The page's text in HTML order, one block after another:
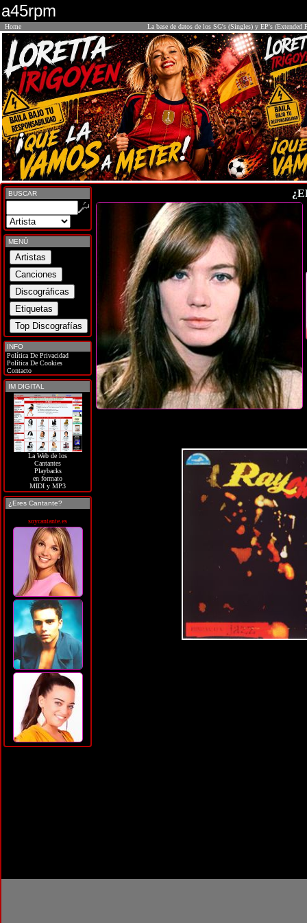
a45rpm
Home La base de datos de los SG's (Singles) y EP's (Extended
BUSCAR
MENÚ
INFO
Política De Privacidad
Política De Cookies
Contacto
IM DIGITAL
La Web de los
Cantantes
Playbacks
en formato
MIDI y MP3
¿Eres Cantante?
soycantante.es